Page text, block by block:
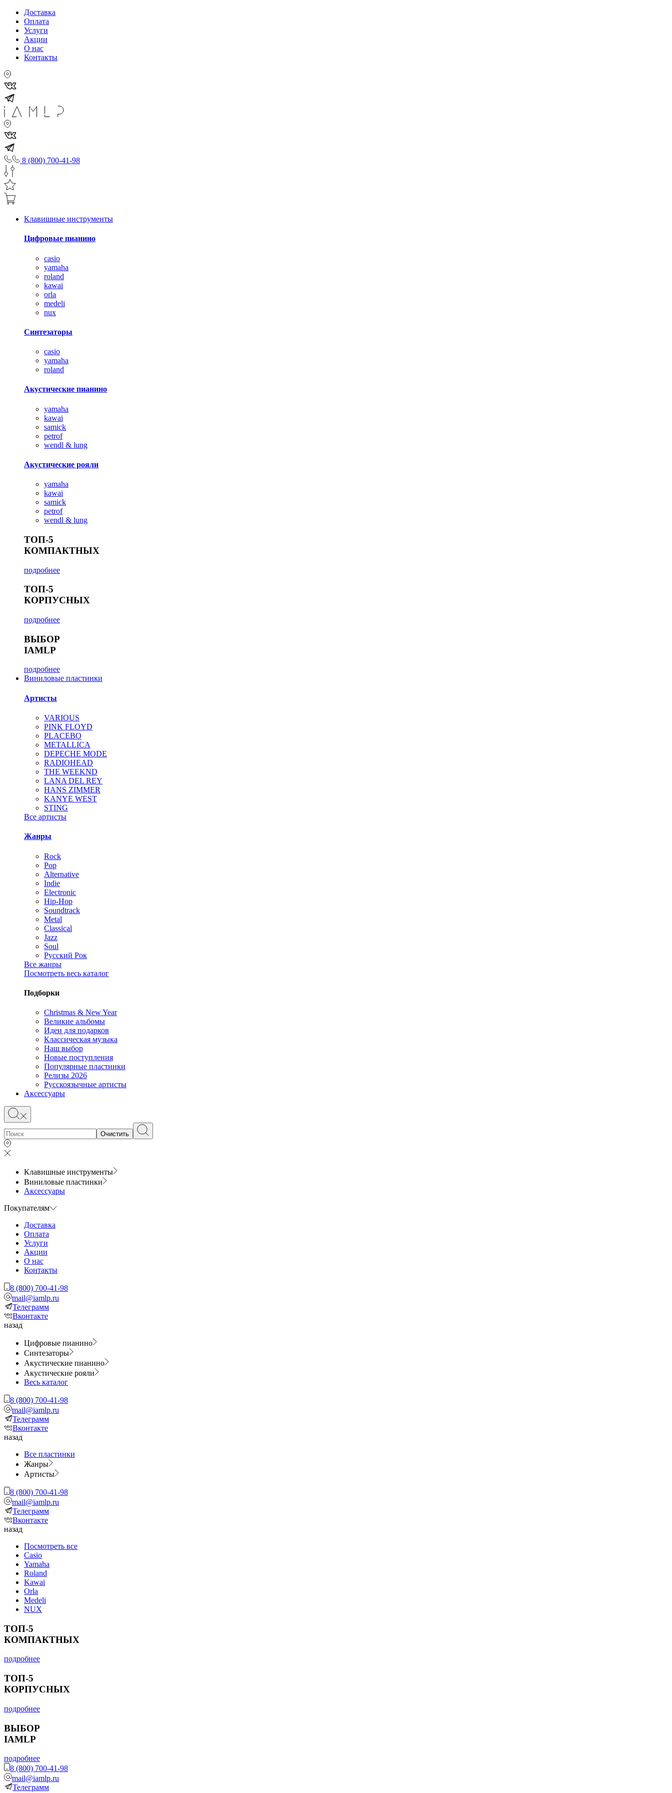
Доставка
Оплата
Услуги
Акции
О нас
Контакты
8 (800) 700-41-98
Клавишные инструменты
Цифровые пианино
casio
yamaha
roland
kawai
orla
medeli
nux
Синтезаторы
casio
yamaha
roland
Акустические пианино
yamaha
kawai
samick
petrof
wendl & lung
Акустические рояли
yamaha
kawai
samick
petrof
wendl & lung
ТОП-5
КОМПАКТНЫХ
подробнее
ТОП-5
КОРПУСНЫХ
подробнее
ВЫБОР
IAMLP
подробнее
Виниловые пластинки
Артисты
VARIOUS
PINK FLOYD
PLACEBO
METALLICA
DEPECHE MODE
RADIOHEAD
THE WEEKND
LANA DEL REY
HANS ZIMMER
KANYE WEST
STING
Все артисты
Жанры
Rock
Pop
Alternative
Indie
Electronic
Hip-Hop
Soundtrack
Metal
Classical
Jazz
Soul
Русский Рок
Все жанры
Посмотреть весь каталог
Подборки
Christmas & New Year
Великие альбомы
Идеи для подарков
Классическая музыка
Наш выбор
Новые поступления
Популярные пластинки
Релизы 2026
Русскоязычные артисты
Аксессуары
Очистить
Клавишные инструменты
Виниловые пластинки
Аксессуары
Покупателям
Доставка
Оплата
Услуги
Акции
О нас
Контакты
8 (800) 700-41-98
mail@iamlp.ru
Телеграмм
Вконтакте
назад
Цифровые пианино
Синтезаторы
Акустические пианино
Акустические рояли
Весь каталог
8 (800) 700-41-98
mail@iamlp.ru
Телеграмм
Вконтакте
назад
Все пластинки
Жанры
Артисты
8 (800) 700-41-98
mail@iamlp.ru
Телеграмм
Вконтакте
назад
Посмотреть все
Casio
Yamaha
Roland
Kawai
Orla
Medeli
NUX
ТОП-5
КОМПАКТНЫХ
подробнее
ТОП-5
КОРПУСНЫХ
подробнее
ВЫБОР
IAMLP
подробнее
8 (800) 700-41-98
mail@iamlp.ru
Телеграмм